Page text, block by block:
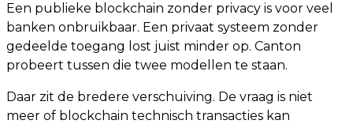
Een publieke blockchain zonder privacy is voor veel
banken onbruikbaar. Een privaat systeem zonder
gedeelde toegang lost juist minder op. Canton
probeert tussen die twee modellen te staan.
Daar zit de bredere verschuiving. De vraag is niet
meer of blockchain technisch transacties kan